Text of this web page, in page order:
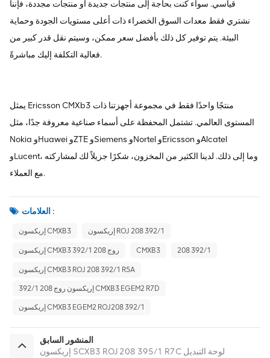
قياسي. سواء كنت بحاجة إلى منتجات جديدة أو منتجات مجددة، فإننا
نشتري فقط معدات السوق الخضراء ذات أعلى مستويات الجودة وحماية
البيئة. يتم توفير كل ذلك بأفضل سعر ممكن، وسيتم نقل قدر كبير من
فعالية التكلفة إليك مباشرةً.
يمثل Ericsson CMXb3 منتجًا واحدًا فقط في مجموعة أجهزتنا ذات
المستوى العالمي. تشتمل المحفظة على أسماء صناعية معروفة جدًا، مثل
Nokia وHuawei وZTE وSiemens وNortel وEricsson وAlcatel
وLucent، وما إلى ذلك. لدينا الكثير من المخزون، شكرًا جزيلاً لك لمشاركته
مع العملاء.
العلامات :
إريكسون CMXB3 إريكسون ROJ 208 392/1
إريكسون CMXB3 روج 208 392/1 CMXB3 208 392/1
إريكسون CMXB3 ROJ 208 392/1 R5A
إريكسون روج 208 392/1 CMXB3 EGEM2 R7D
إريكسون CMXB3 EGEM2 ROJ208 392/1
المنشور السابق
إريكسون SCXB3 ROJ 208 395/1 R7C لوحة التبديل